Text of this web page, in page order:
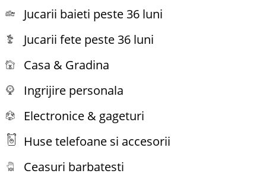
Jucarii baieti peste 36 luni
Jucarii fete peste 36 luni
Casa & Gradina
Ingrijire personala
Electronice & gageturi
Huse telefoane si accesorii
Ceasuri barbatesti